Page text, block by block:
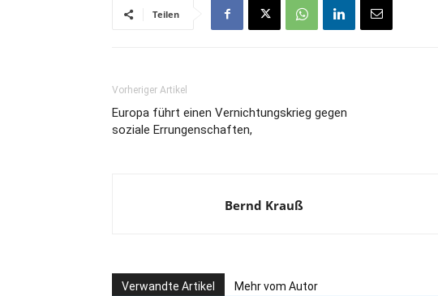
Teilen
Vorheriger Artikel
Europa führt einen Vernichtungskrieg gegen
soziale Errungenschaften,
Bernd Krauß
Verwandte Artikel Mehr vom Autor